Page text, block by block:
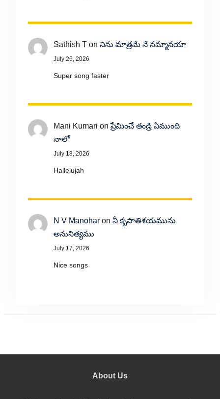
Sathish Ton నిను మాత్రమే నే నమ్మానయా
July 26, 2026
Super song faster
Mani Kumari onప్రేమించే తండ్రి ఏముంది
నాలో
July 18, 2026
Hallelujah
N V Manoharon నీ కృపాతిశయమును
అనునిత్యము
July 17, 2026
Nice songs
About Us